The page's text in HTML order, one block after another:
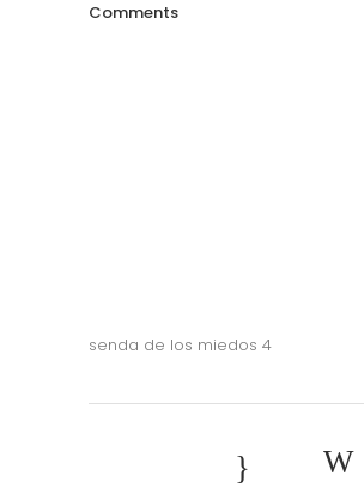
Comments
senda de los miedos 4